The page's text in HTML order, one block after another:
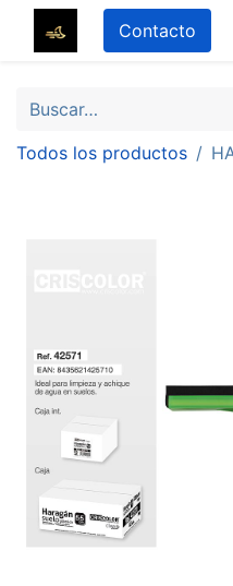
Contacto
Todos los productos